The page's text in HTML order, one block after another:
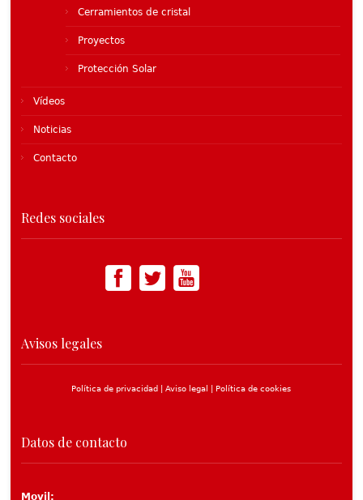
Cerramientos de cristal
Proyectos
Protección Solar
Vídeos
Noticias
Contacto
Redes sociales
Avisos legales
Política de privacidad |Aviso legal | Política de cookies
Datos de contacto
Movil: